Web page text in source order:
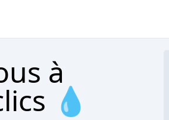
à
💧